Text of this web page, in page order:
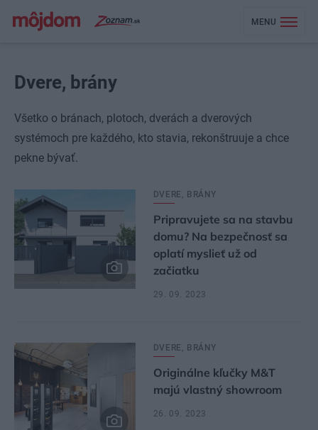
MENU
Dvere, brány
Všetko o bránach, plotoch, dverách a dverových
systémoch pre každého, kto stavia, rekonštruuje a chce
pekne bývať.
DVERE, BRÁNY
Pripravujete sa na stavbu
domu? Na bezpečnosť sa
oplatí myslieť už od
začiatku
29. 09. 2023
DVERE, BRÁNY
Originálne kľučky M&T
majú vlastný showroom
26. 09. 2023